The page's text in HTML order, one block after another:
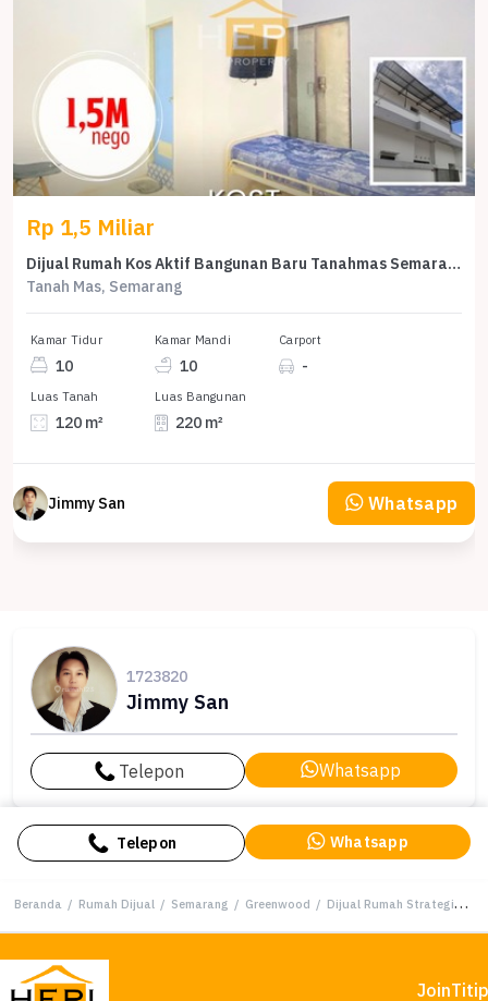
Rp 1,5 Miliar
Dijual Rumah Kos Aktif Bangunan Baru Tanahmas Semarang
Tanah Mas, Semarang
Kamar Tidur
10
Kamar Mandi
10
Carport
-
Luas Tanah
120 m²
Luas Bangunan
220 m²
Jimmy San Whatsapp
1723820
Jimmy San
Telepon Whatsapp
Telepon Whatsapp
Beranda / Rumah Dijual / Semarang / Greenwood / Dijual Rumah Strategis di Greenwood, Semarang - LT 105m²
Join